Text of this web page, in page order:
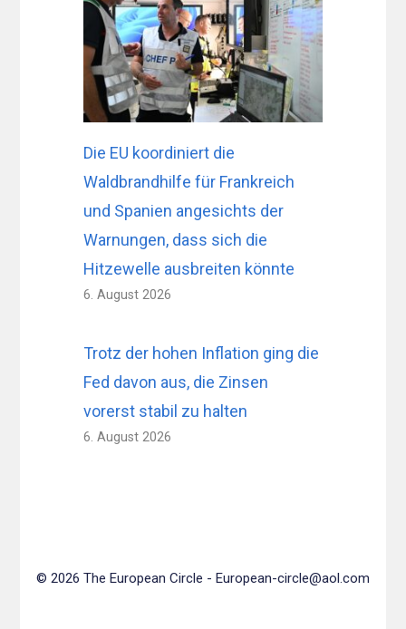
Die EU koordiniert die
Waldbrandhilfe für Frankreich
und Spanien angesichts der
Warnungen, dass sich die
Hitzewelle ausbreiten könnte
6. August 2026
Trotz der hohen Inflation ging die
Fed davon aus, die Zinsen
vorerst stabil zu halten
6. August 2026
© 2026 The European Circle - European-circle@aol.com